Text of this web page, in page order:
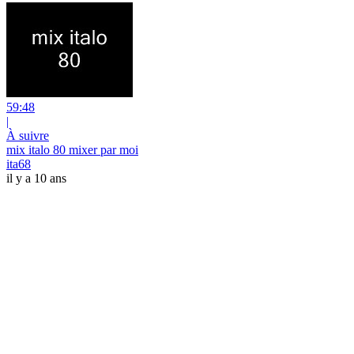
59:48
|
À suivre
mix italo 80 mixer par moi
ita68
il y a 10 ans